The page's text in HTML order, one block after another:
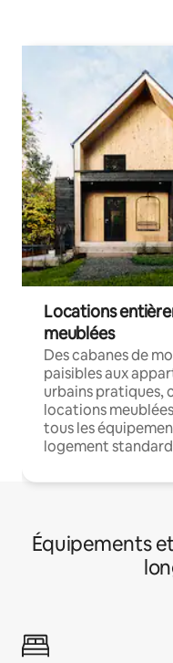
Locations
meublées
Des cabanes de
paisibles aux
urbains pratiques,
locations
tous les
logement
Équipements